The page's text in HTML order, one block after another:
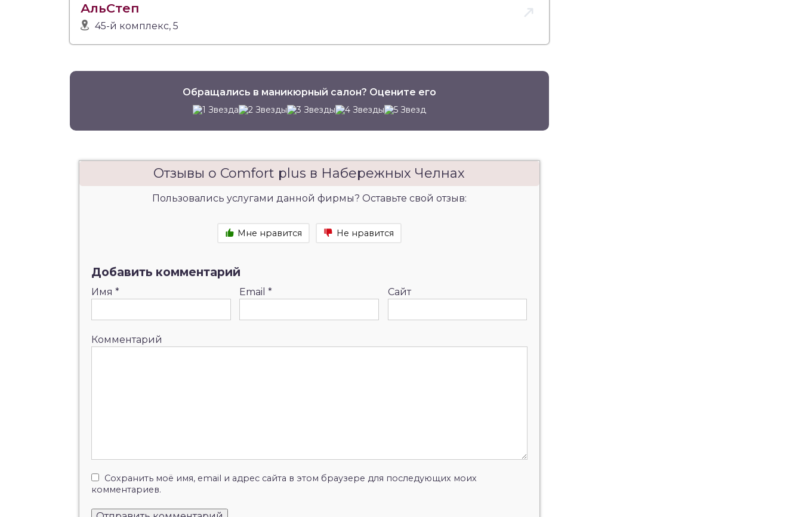
АльСтеп
45-й комплекс, 5
Обращались в маникюрный салон? Оцените его
Отзывы о Comfort plus в Набережных Челнах
Пользовались услугами данной фирмы? Оставьте свой отзыв:
Мне нравится Не нравится
Добавить комментарий
Имя * Email* Сайт
Комментарий
Сохранить моё имя, email и адрес сайта в этом браузере для последующих моих
комментариев.